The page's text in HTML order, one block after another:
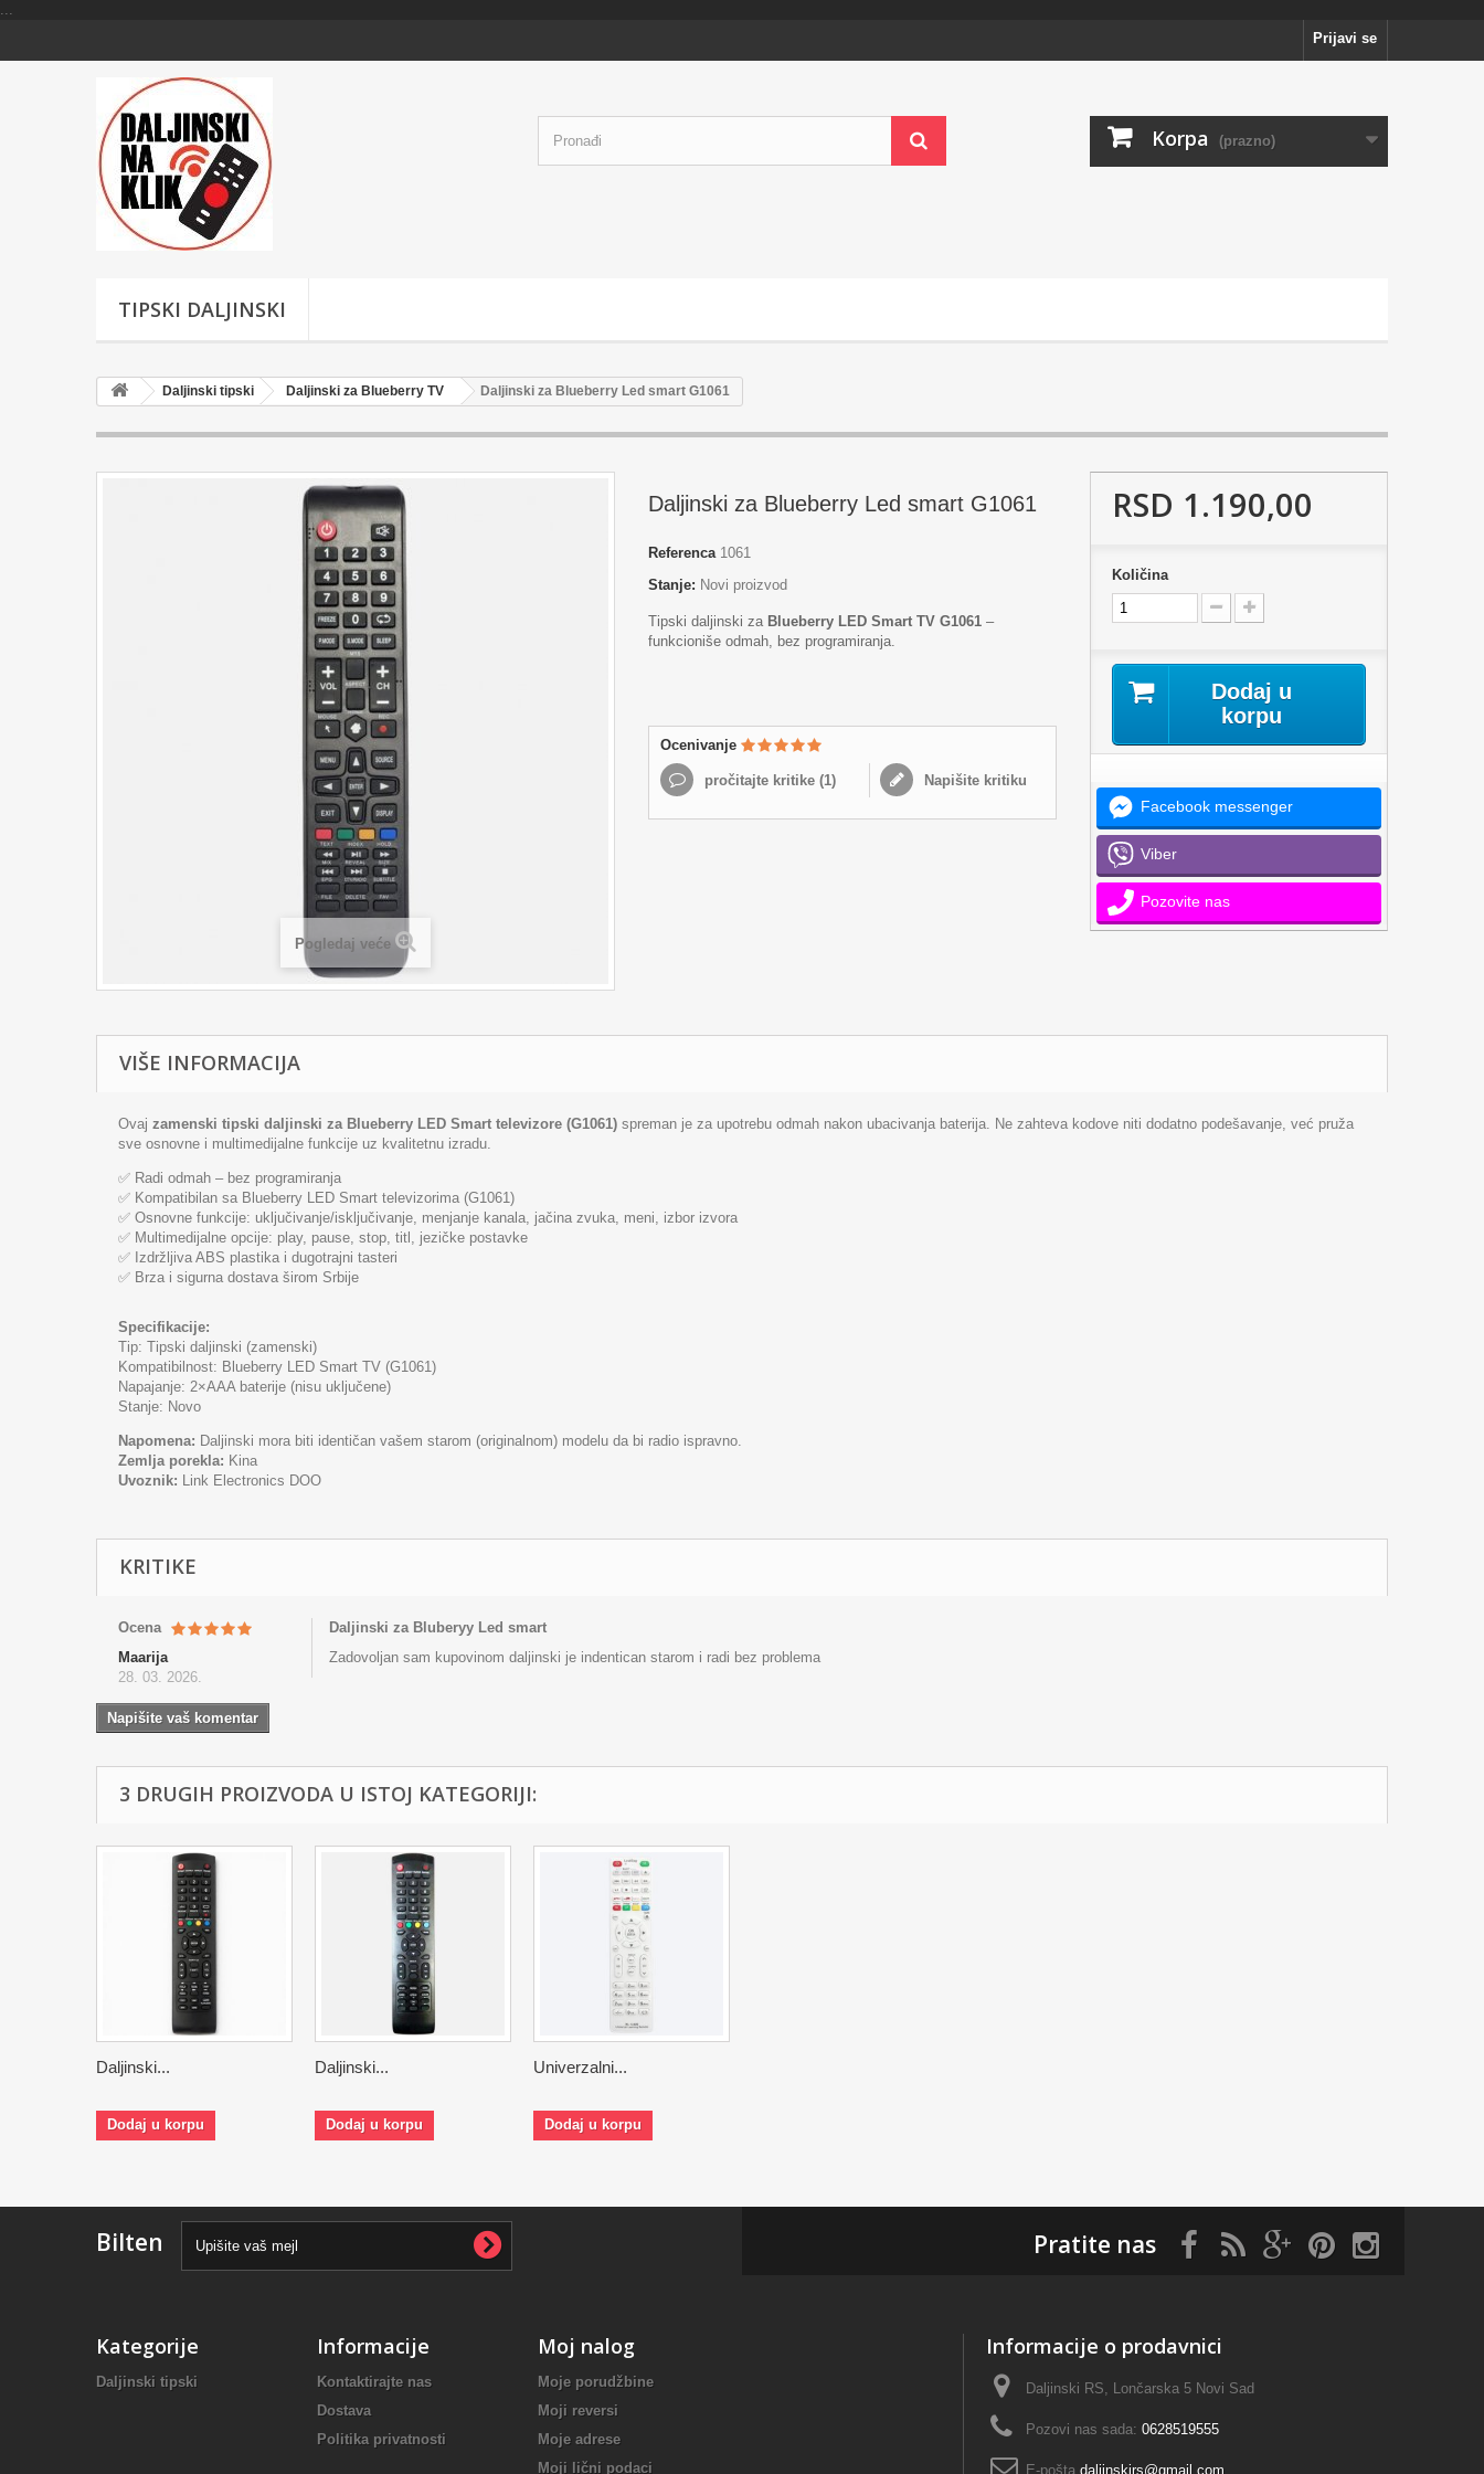
...
Prijavi se
Korpa (prazno)
TIPSKI DALJINSKI
Daljinski tipski Daljinski za Blueberry TV Daljinski za Blueberry Led smart G1061
Pogledaj veće
Daljinski za Blueberry Led smart G1061
Referenca 1061
Stanje: Novi proizvod
Tipski daljinski za Blueberry LED Smart TV G1061 –
funkcioniše odmah, bez programiranja.
Ocenivanje
pročitajte kritike (1) Napišite kritiku
RSD 1.190,00
Količina
Dodaj u
korpu
Facebook messenger
Viber
Pozovite nas
VIŠE INFORMACIJA
Ovaj zamenski tipski daljinski za Blueberry LED Smart televizore (G1061) spreman je za upotrebu odmah nakon ubacivanja baterija. Ne zahteva kodove niti dodatno podešavanje, već pruža
sve osnovne i multimedijalne funkcije uz kvalitetnu izradu.
✅ Radi odmah – bez programiranja
✅ Kompatibilan sa Blueberry LED Smart televizorima (G1061)
✅ Osnovne funkcije: uključivanje/isključivanje, menjanje kanala, jačina zvuka, meni, izbor izvora
✅ Multimedijalne opcije: play, pause, stop, titl, jezičke postavke
✅ Izdržljiva ABS plastika i dugotrajni tasteri
✅ Brza i sigurna dostava širom Srbije
Specifikacije:
Tip: Tipski daljinski (zamenski)
Kompatibilnost: Blueberry LED Smart TV (G1061)
Napajanje: 2×AAA baterije (nisu uključene)
Stanje: Novo
Napomena: Daljinski mora biti identičan vašem starom (originalnom) modelu da bi radio ispravno.
Zemlja porekla: Kina
Uvoznik: Link Electronics DOO
KRITIKE
Ocena
Maarija
28. 03. 2026.
Daljinski za Bluberyy Led smart
Zadovoljan sam kupovinom daljinski je indentican starom i radi bez problema
Napišite vaš komentar
3 DRUGIH PROIZVODA U ISTOJ KATEGORIJI:
Daljinski...
Dodaj u korpu
Daljinski...
Dodaj u korpu
Univerzalni...
Dodaj u korpu
Bilten Pratite nas
Kategorije
Daljinski tipski
Informacije
Kontaktirajte nas
Dostava
Politika privatnosti
Moj nalog
Moje porudžbine
Moji reversi
Moje adrese
Moji lični podaci
Informacije o prodavnici
Daljinski RS, Lončarska 5 Novi Sad
Pozovi nas sada: 0628519555
E-pošta daljinskirs@gmail.com